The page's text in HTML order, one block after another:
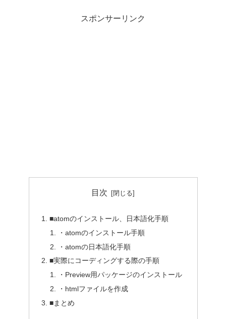
スポンサーリンク
目次
■atomのインストール、日本語化手順
・atomのインストール手順
・atomの日本語化手順
■実際にコーディングする際の手順
・Preview用パッケージのインストール
・htmlファイルを作成
■まとめ